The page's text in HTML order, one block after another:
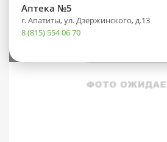
Аптека №5
г. Апатиты, ул. Дзержинского, д.13
8 (815) 554 06 70